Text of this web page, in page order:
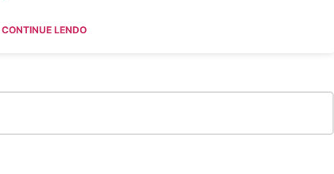
CONTINUE LENDO